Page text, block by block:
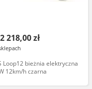
218,00 zł
Loop12 bieżnia elektryczna
12km/h czarna